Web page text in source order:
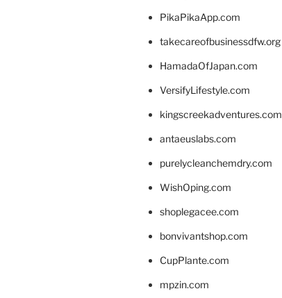
PikaPikaApp.com
takecareofbusinessdfw.org
HamadaOfJapan.com
VersifyLifestyle.com
kingscreekadventures.com
antaeuslabs.com
purelycleanchemdry.com
WishOping.com
shoplegacee.com
bonvivantshop.com
CupPlante.com
mpzin.com